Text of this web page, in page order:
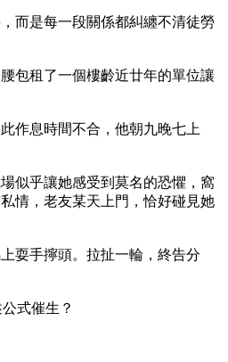
而是每一段關係都糾纏不清徒勞
包租了一個樓齡近廿年的單位讓
作息時間不合，他朝九晚七上
似乎讓她感受到莫名的恐懼，窩
情，老友某天上門，恰好碰見她
耍手擰頭。拉扯一輪，終告分
式催生？